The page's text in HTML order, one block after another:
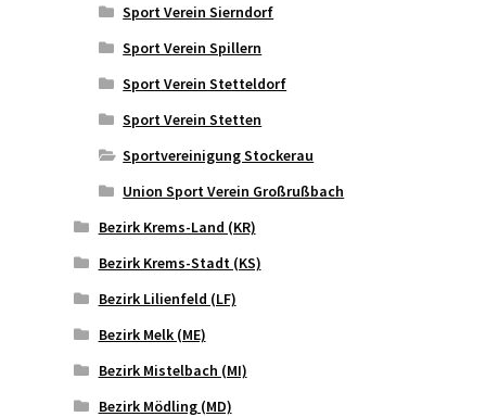
Sport Verein Sierndorf
Sport Verein Spillern
Sport Verein Stetteldorf
Sport Verein Stetten
Sportvereinigung Stockerau
Union Sport Verein Großrußbach
Bezirk Krems-Land (KR)
Bezirk Krems-Stadt (KS)
Bezirk Lilienfeld (LF)
Bezirk Melk (ME)
Bezirk Mistelbach (MI)
Bezirk Mödling (MD)